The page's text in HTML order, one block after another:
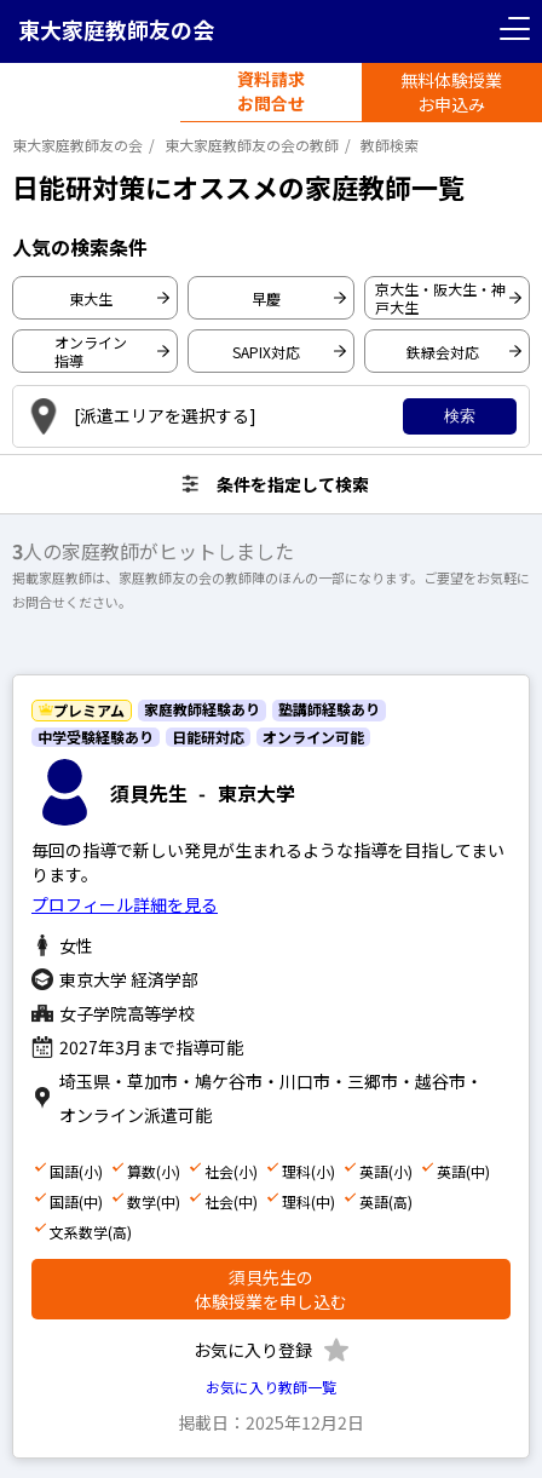
東大家庭教師友の会
資料請求
お問合せ
無料体験授業
お申込み
＜ 戻る
東京大学
早稲田大学
慶應義塾大学
一橋大学
京都大学
神戸大学
桜蔭高等学校
女子学院高等学校
筑波大学附属駒場高等学校
渋谷教育学園幕張高等学校
灘高等学校
SAPIX
日能研
早稲田アカデミー
四谷大塚
浜学園
希学園
馬淵教室
東大家庭教師友の会 東大家庭教師友の会の教師 教師検索
日能研対策にオススメの家庭教師一覧
人気の検索条件
東大生 早慶
京大生・阪大生・神
戸大生
オンライン
指導
SAPIX対応 鉄緑会対応
[派遣エリアを選択する] 検索
条件を指定して検索
3人の家庭教師がヒットしました
掲載家庭教師は、家庭教師友の会の教師陣のほんの一部になります。ご要望をお気軽に
お問合せください。
須貝先生 - 東京大学
プレミアム 家庭教師経験あり
塾講師経験あり
中学受験経験あり
日能研対応 オンライン可能
毎回の指導で新しい発見が生まれるような指導を目指してまい
ります。
プロフィール詳細を見る
女性
東京大学 経済学部
女子学院高等学校
2027年3月まで指導可能
埼玉県・草加市・鳩ケ谷市・川口市・三郷市・越谷市・
オンライン派遣可能
国語(小) 算数(小) 社会(小) 理科(小) 英語(小)
英語(中)
国語(中)
数学(中) 社会(中) 理科(中)
英語(高)
文系数学(高)
須貝先生の
体験授業を申し込む
お気に入り登録
お気に入り教師一覧
掲載日：2025年12月2日
＜ 戻る リセット
東京都 神奈川県
埼玉県
関西圏エリア
大阪府 京都府
上記以外のエリア（海外含む）はオンライン指導で対応可能です
選択する